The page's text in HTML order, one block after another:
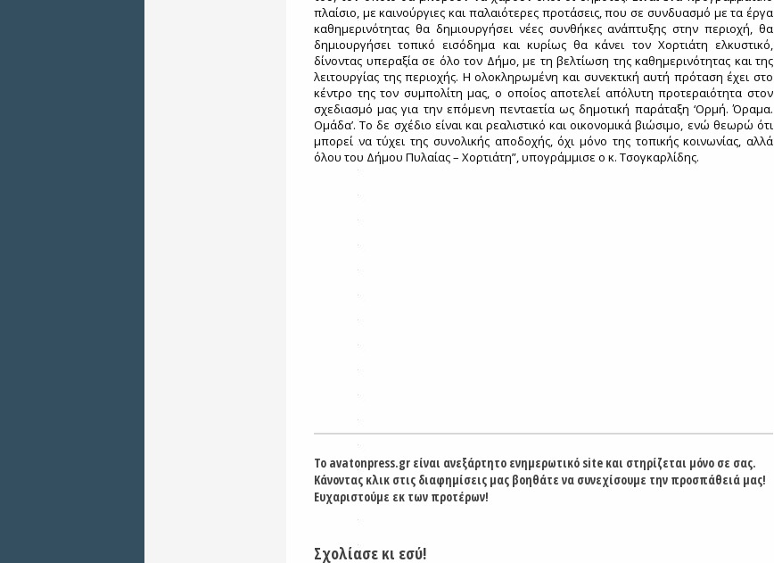
πλαίσιο, με καινούργιες και παλαιότερες προτάσεις, που σε συνδυασμό με τα έργα
καθημερινότητας θα δημιουργήσει νέες συνθήκες ανάπτυξης στην περιοχή, θα
δημιουργήσει τοπικό εισόδημα και κυρίως θα κάνει τον Χορτιάτη ελκυστικό,
δίνοντας υπεραξία σε όλο τον Δήμο, με τη βελτίωση της καθημερινότητας και της
λειτουργίας της περιοχής. Η ολοκληρωμένη και συνεκτική αυτή πρόταση έχει στο
κέντρο της τον συμπολίτη μας, ο οποίος αποτελεί απόλυτη προτεραιότητα στον
σχεδιασμό μας για την επόμενη πενταετία ως δημοτική παράταξη ‘Ορμή. Όραμα.
Ομάδα’. Το δε σχέδιο είναι και ρεαλιστικό και οικονομικά βιώσιμο, ενώ θεωρώ ότι
μπορεί να τύχει της συνολικής αποδοχής, όχι μόνο της τοπικής κοινωνίας, αλλά
όλου του Δήμου Πυλαίας – Χορτιάτη”, υπογράμμισε ο κ. Τσογκαρλίδης.
Το avatonpress.gr είναι ανεξάρτητο ενημερωτικό site και στηρίζεται μόνο σε σας.
Κάνοντας κλικ στις διαφημίσεις μας βοηθάτε να συνεχίσουμε την προσπάθειά μας!
Ευχαριστούμε εκ των προτέρων!
Σχολίασε κι εσύ!